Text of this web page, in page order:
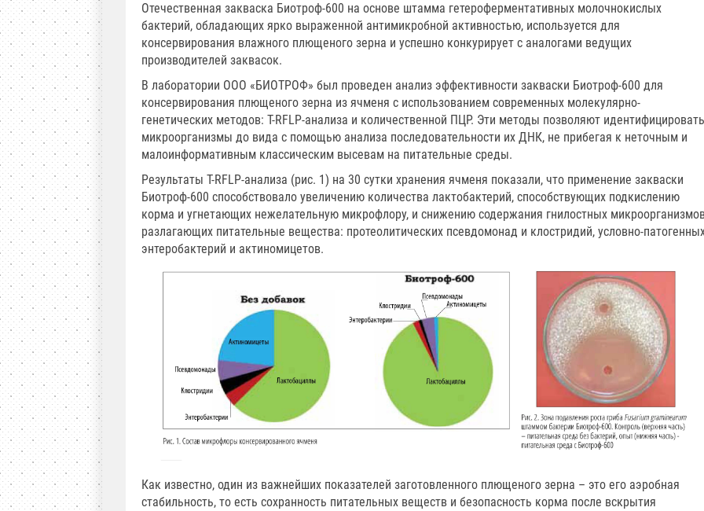
Отечественная закваска Биотроф-600 на основе штамма гетероферментативных молочнокислых
бактерий, обладающих ярко выраженной антимикробной активностью, используется для
консервирования влажного плющеного зерна и успешно конкурирует с аналогами ведущих
производителей заквасок.
В лаборатории ООО «БИОТРОФ» был проведен анализ эффективности закваски Биотроф-600 для
консервирования плющеного зерна из ячменя с использованием современных молекулярно-
генетических методов: T-RFLP-анализа и количественной ПЦР. Эти методы позволяют идентифицировать
микроорганизмы до вида с помощью анализа последовательности их ДНК, не прибегая к неточным и
малоинформативным классическим высевам на питательные среды.
Результаты T-RFLP-анализа (рис. 1) на 30 сутки хранения ячменя показали, что применение закваски
Биотроф-600 способствовало увеличению количества лактобактерий, способствующих подкислению
корма и угнетающих нежелательную микрофлору, и снижению содержания гнилостных
разлагающих питательные вещества: протеолитических псевдомонад и клостридий, условно-
энтеробактерий и актиномицетов.
Как известно, один из важнейших показателей заготовленного плющеного зерна – это его аэробная
стабильность, то есть сохранность питательных веществ и безопасность корма после вскрытия